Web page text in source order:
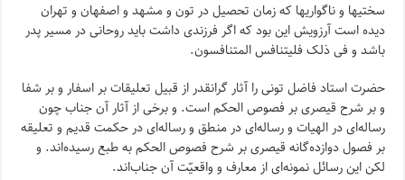
سختیها و ناگواریها که زمان تحصیل در تون و مشهد و اصفهان و تهران
دیده است آرزویش این بود که اگر فرزندى داشت باید روحانى در مسیر پدر
باشد و فی ذلک فلیتنافس المتنافسون.
حضرت استاد فاضل تونى را آثار گرانقدر از قبیل تعلیقات بر اسفار و بر شفا
و بر شرح قیصرى بر فصوص الحکم است. و برخى از آثار آن جناب چون
رساله‌اى در الهیات و رساله‌اى در منطق و رساله‌اى در حکمت قدیم و تعلیقه
بر فصول دوازده‌گانه قیصرى بر شرح فصوص الحکم به طبع رسیده‌اند. و
لکن این رسائل نمونه‌اى از معارف و واقعیّت آن جناب‌اند.